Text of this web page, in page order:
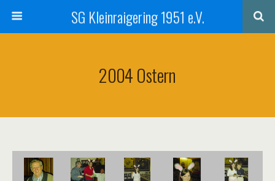
SG Kleinraigering 1951 e.V.
2004 Ostern